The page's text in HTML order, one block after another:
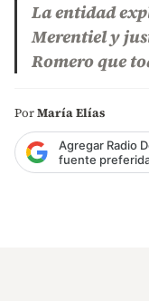
La entidad
Merentiel y
Romero que
PorMaría Elías
Agregar Radio
fuente